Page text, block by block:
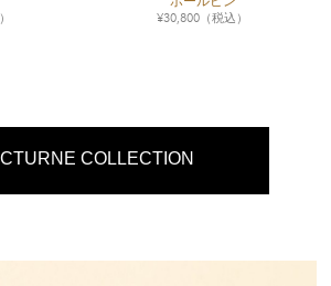
¥30,800 （税込）
COLLECTION